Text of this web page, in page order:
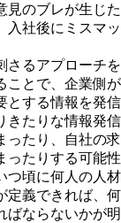
見のブレが生じた
入社後にミスマッ
さるアプローチを
ことで、企業側が
とする情報を発信
きたりな情報発信
ったり、自社の求
ったりする可能性
つ頃に何人の人材
定義できれば、何
ばならないかが明